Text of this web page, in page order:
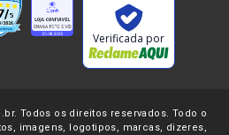
Verificada por
Todos os direitos reservados. Todo o
imagens, logotipos, marcas, dizeres,